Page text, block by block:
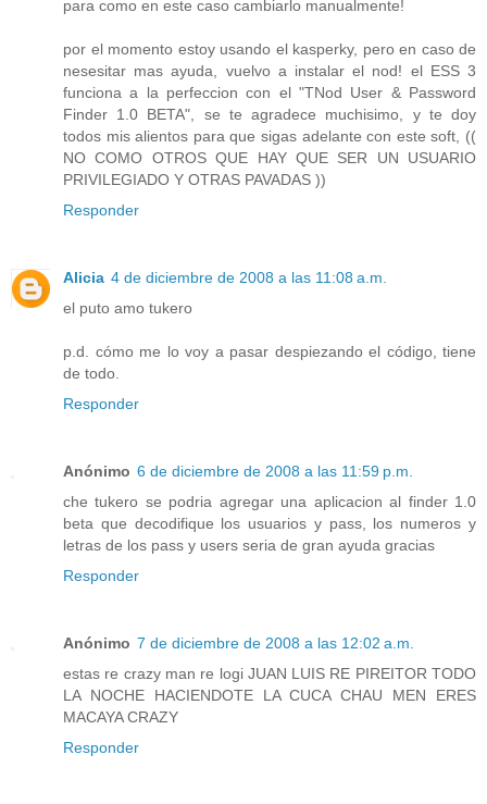
para como en este caso cambiarlo manualmente!
por el momento estoy usando el kasperky, pero en caso de
nesesitar mas ayuda, vuelvo a instalar el nod! el ESS 3
funciona a la perfeccion con el "TNod User & Password
Finder 1.0 BETA", se te agradece muchisimo, y te doy
todos mis alientos para que sigas adelante con este soft, ((
NO COMO OTROS QUE HAY QUE SER UN USUARIO
PRIVILEGIADO Y OTRAS PAVADAS ))
Responder
Alicia 4 de diciembre de 2008 a las 11:08 a.m.
el puto amo tukero
p.d. cómo me lo voy a pasar despiezando el código, tiene
de todo.
Responder
Anónimo 6 de diciembre de 2008 a las 11:59 p.m.
che tukero se podria agregar una aplicacion al finder 1.0
beta que decodifique los usuarios y pass, los numeros y
letras de los pass y users seria de gran ayuda gracias
Responder
Anónimo 7 de diciembre de 2008 a las 12:02 a.m.
estas re crazy man re logi JUAN LUIS RE PIREITOR TODO
LA NOCHE HACIENDOTE LA CUCA CHAU MEN ERES
MACAYA CRAZY
Responder